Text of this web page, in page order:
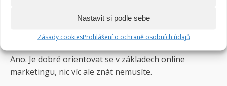
Nastavit si podle sebe
Zásady cookiesProhlášení o ochraně osobních údajů
Praktické informace
Je rozhovor vhodný i pro úplné začátečníky?
Ano. Je dobré orientovat se v základech online
marketingu, nic víc ale znát nemusíte.